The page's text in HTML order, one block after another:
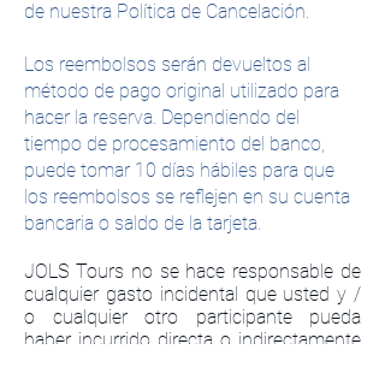
de nuestra Política de Cancelación.
Los reembolsos serán devueltos al
método de pago original utilizado para
hacer la reserva. Dependiendo del
tiempo de procesamiento del banco,
puede tomar 10 días hábiles para que
los reembolsos se reflejen en su cuenta
bancaria o saldo de la tarjeta.
JOLS Tours no se hace responsable de
cualquier gasto incidental que usted y /
o cualquier otro participante pueda
haber incurrido directa o indirectamente